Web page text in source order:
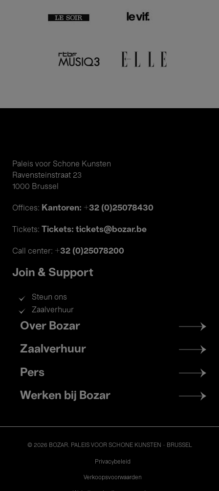
Paleis voor Schone Kunsten
Ravensteinstraat 23
1000 Brussel
Offices: Kantoren: +32 (0)25078430
Tickets: Tickets: tickets@bozar.be
Call center: +32 (0)25078200
Join & Support
Steun ons
Zaalverhuur
Footer
menu
Over Bozar
Zaalverhuur
Pers
Werken bij Bozar
© 2026 BOZAR. PALEIS VOOR SCHONE KUNSTEN - BRUSSEL
Privacybeleid
Verkoopsvoorwaarden